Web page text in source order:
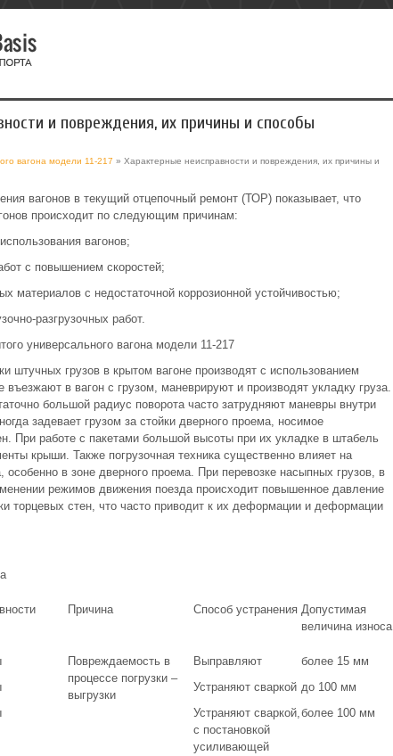
и повреждения, их причины и способы
вагона модели 11-217 » Характерные неисправности и повреждения, их причины и
вагонов в текущий отцепочный ремонт (ТОР) показывает, что
происходит по следующим причинам:
вагонов;
с повышением скоростей;
материалов с недостаточной коррозионной устойчивостью;
разгрузочных работ.
универсального вагона модели 11-217
штучных грузов в крытом вагоне производят с использованием
въезжают в вагон с грузом, маневрируют и производят укладку груза.
большой радиус поворота часто затрудняют маневры внутри
задевает грузом за стойки дверного проема, носимое
При работе с пакетами большой высоты при их укладке в штабель
крыши. Также погрузочная техника существенно влияет на
особенно в зоне дверного проема. При перевозке насыпных грузов, в
режимов движения поезда происходит повышенное давление
торцевых стен, что часто приводит к их деформации и деформации
Причина Способ устранения Допустимая
величина износа
Повреждаемость в
процессе погрузки –
выгрузки
Выправляют
Устраняют сваркой
Устраняют сваркой,
с постановкой
усиливающей
более 15 мм
до 100 мм
более 100 мм